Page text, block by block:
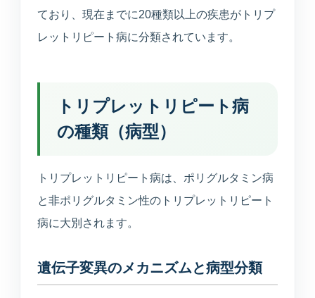
連携医療機関
他
施設入居者中心・24時間365日を意識した連携
介護・施設
介護サービス・施設案内
介護サービスと施設案内の総合入口
ており、現在までに20種類以上の疾患がトリプ
レットリピート病に分類されています。
トリプレットリピート病
の種類（病型）
トリプレットリピート病は、ポリグルタミン病
と非ポリグルタミン性のトリプレットリピート
病に大別されます。
遺伝子変異のメカニズムと病型分類